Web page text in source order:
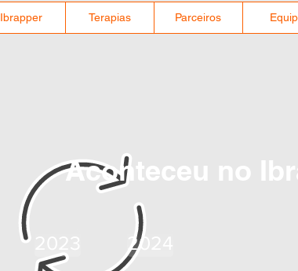
Ibrapper Terapias Parceiros
Aconteceu no
2024